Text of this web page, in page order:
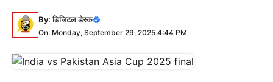
By:डिजिटल डेस्क
On: Monday, September 29, 2025 4:44 PM